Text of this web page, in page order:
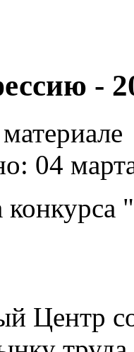
joomla3-
-
04
Центр